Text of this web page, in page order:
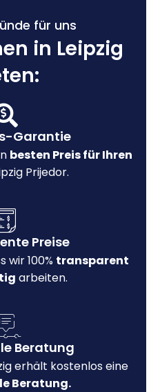
für uns
in Leipzig
Garantie
besten Preis für Ihren
Prijedor.
Preise
wir 100% transparent
arbeiten.
Beratung
erhält kostenlos eine
Beratung.